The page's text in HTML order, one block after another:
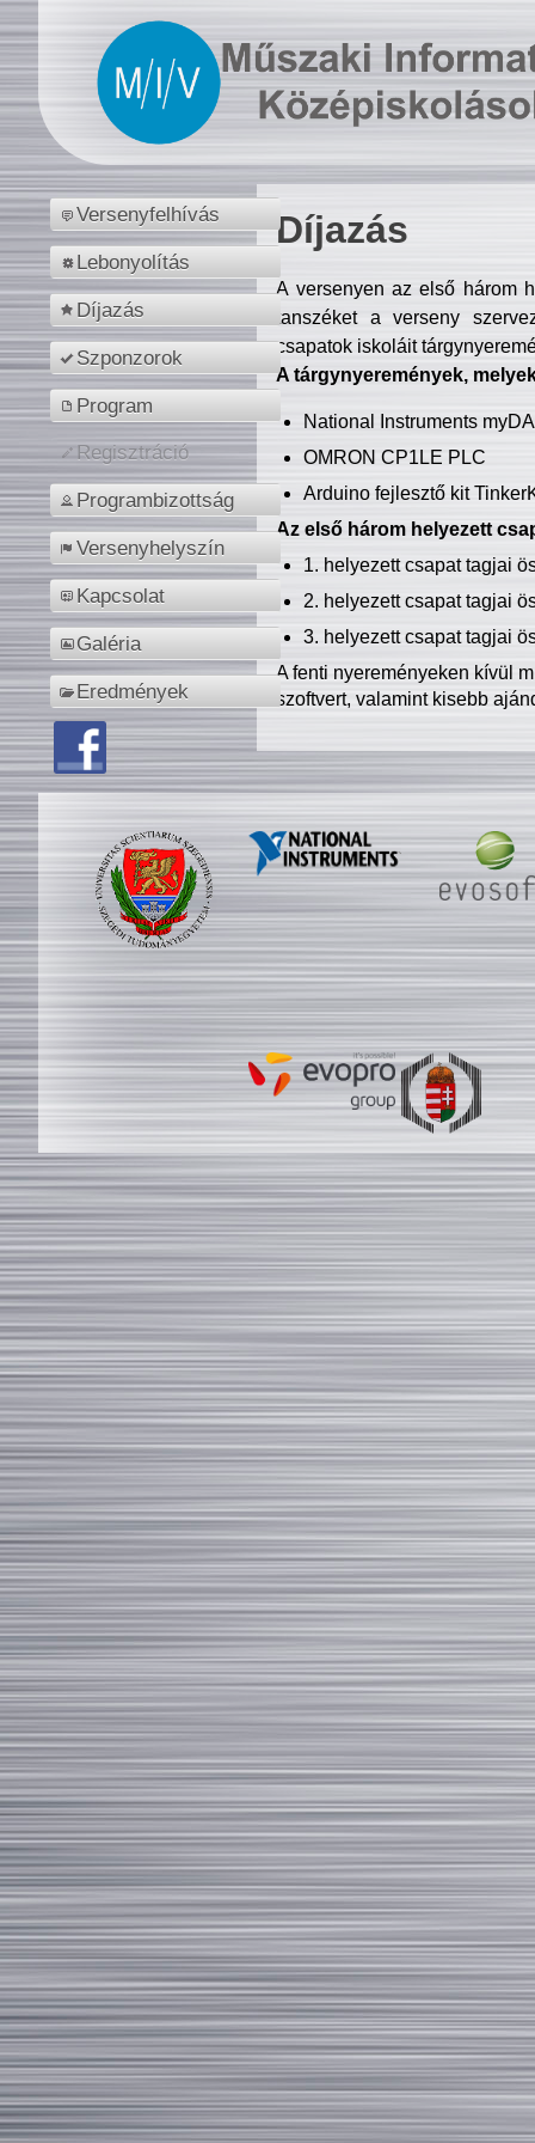
Versenyfelhívás
Lebonyolítás
Díjazás
Szponzorok
Program
Regisztráció
Programbizottság
Versenyhelyszín
Kapcsolat
Galéria
Eredmények
Díjazás
A versenyen az első három
tanszéket a verseny
csapatok iskoláit
A tárgynyeremények,
National Instruments
OMRON CP1LE PLC
Arduino fejlesztő kit
Az első három helyezett
1. helyezett csapat tagjai
2. helyezett csapat tagjai
3. helyezett csapat tagjai
A fenti nyereményeken kívül
szoftvert, valamint kisebb